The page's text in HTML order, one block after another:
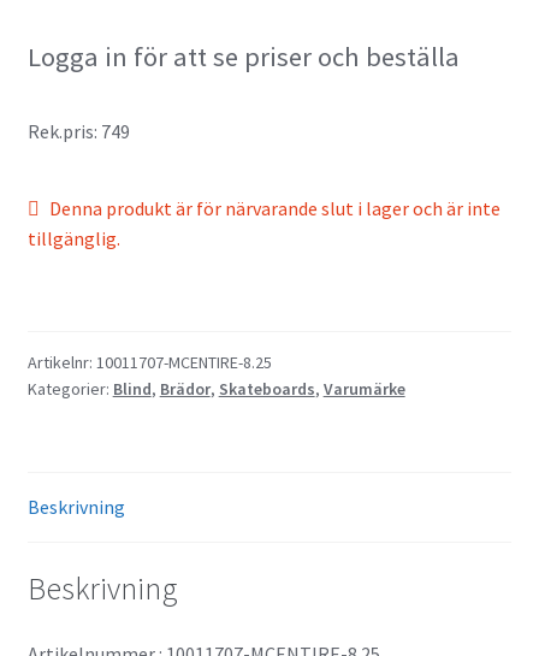
Logga in för att se priser och beställa
Rek.pris: 749
Denna produkt är för närvarande slut i lager och är inte
tillgänglig.
Artikelnr: 10011707-MCENTIRE-8.25
Kategorier: Blind, Brädor, Skateboards, Varumärke
Beskrivning
Beskrivning